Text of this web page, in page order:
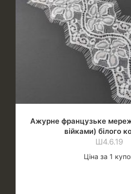
Ажурне французьке
війками) білого
Ш4.6.19
Ціна за 1